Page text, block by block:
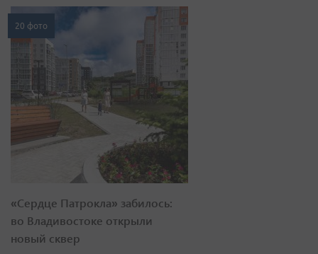
20 фото
«Сердце Патрокла» забилось:
во Владивостоке открыли
новый сквер